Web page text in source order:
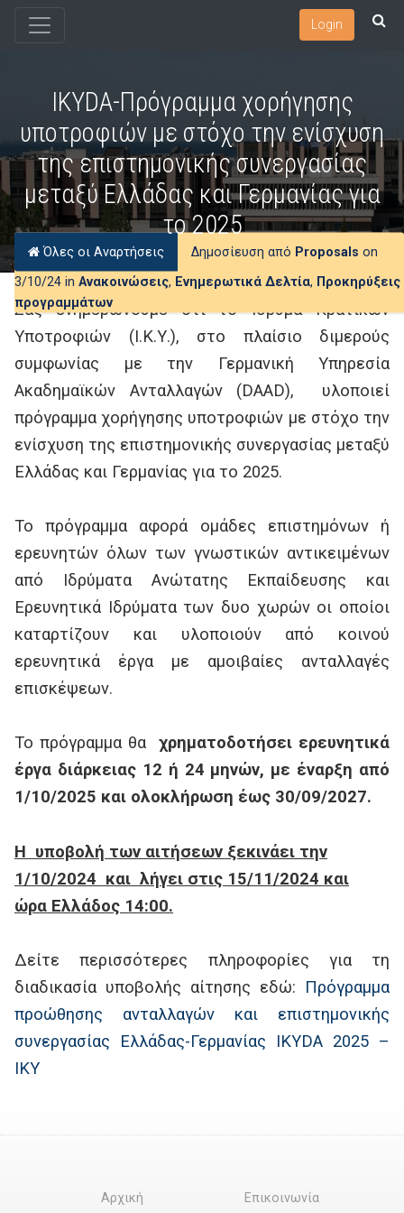
Login
ΙΚΥDA-Πρόγραμμα χορήγησης
υποτροφιών με στόχο την ενίσχυση
της επιστημονικής συνεργασίας
μεταξύ Ελλάδας και Γερμανίας για
το 2025
Όλες οι Αναρτήσεις Δημοσίευση από Proposals on
3/10/24 in Ανακοινώσεις, Ενημερωτικά Δελτία, Προκηρύξεις
προγραμμάτων
Σας ενημερώνουμε ότι το Ίδρυμα Κρατικών
Υποτροφιών (Ι.Κ.Υ.), στο πλαίσιο διμερούς
συμφωνίας με την Γερμανική Υπηρεσία
Ακαδημαϊκών Ανταλλαγών (DAAD), υλοποιεί
πρόγραμμα χορήγησης υποτροφιών με στόχο την
ενίσχυση της επιστημονικής συνεργασίας μεταξύ
Ελλάδας και Γερμανίας για το 2025.
Το πρόγραμμα αφορά ομάδες επιστημόνων ή
ερευνητών όλων των γνωστικών αντικειμένων
από Ιδρύματα Ανώτατης Εκπαίδευσης και
Ερευνητικά Ιδρύματα των δυο χωρών οι οποίοι
καταρτίζουν και υλοποιούν από κοινού
ερευνητικά έργα με αμοιβαίες ανταλλαγές
επισκέψεων.
To πρόγραμμα θα
χρηματοδοτήσει ερευνητικά
έργα διάρκειας 12 ή 24 μηνών, με έναρξη από
1/10/2025 και ολοκλήρωση έως 30/09/2027.
Η υποβολή των αιτήσεων ξεκινάει την
1/10/2024 και λήγει στις 15/11/2024 και
ώρα Eλλάδος 14:00.
Δείτε περισσότερες πληροφορίες για τη
διαδικασία υποβολής αίτησης εδώ: Πρόγραμμα
προώθησης ανταλλαγών και επιστημονικής
συνεργασίας Ελλάδας-Γερμανίας IKYDA 2025 –
IKY
Αρχική Επικοινωνία